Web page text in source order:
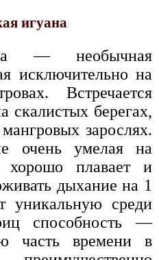
игуана
— необычная
исключительно на
Встречается
скалистых берегах,
зарослях.
очень умелая на
плавает и
дыхание на 1
уникальную среди
способность —
часть времени в